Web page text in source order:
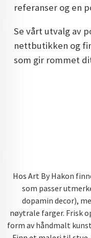
referanser og en
Se vårt utvalg av
nettbutikken og
som gir rommet
Hos Art By Hakon
som passer
dopamin decor),
nøytrale farger. Frisk
form av håndmalt